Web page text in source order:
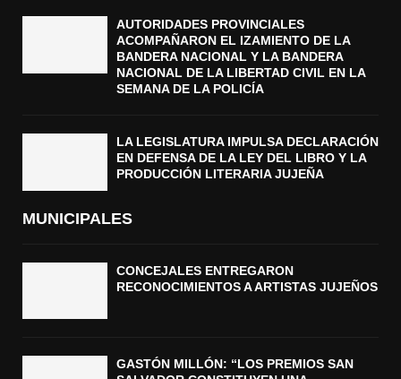
AUTORIDADES PROVINCIALES
ACOMPAÑARON EL IZAMIENTO DE LA
BANDERA NACIONAL Y LA BANDERA
NACIONAL DE LA LIBERTAD CIVIL EN LA
SEMANA DE LA POLICÍA
LA LEGISLATURA IMPULSA DECLARACIÓN
EN DEFENSA DE LA LEY DEL LIBRO Y LA
PRODUCCIÓN LITERARIA JUJEÑA
MUNICIPALES
CONCEJALES ENTREGARON
RECONOCIMIENTOS A ARTISTAS JUJEÑOS
GASTÓN MILLÓN: “LOS PREMIOS SAN